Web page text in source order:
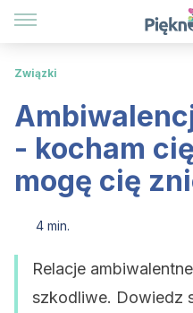
Związki
- kocham
mogę cię
4 min.
Relacje
szkodliwe. Dowiedz